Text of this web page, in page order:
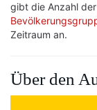
gibt die Anzahl
Zeitraum an.
Über den